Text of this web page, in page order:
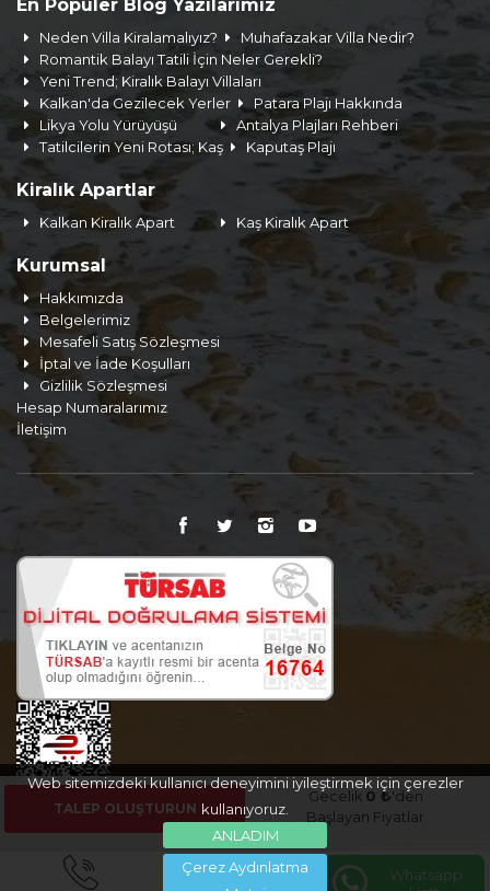
En Popüler Blog Yazılarımız
Neden Villa Kiralamalıyız?
Muhafazakar Villa Nedir?
Romantik Balayı Tatili İçin Neler Gerekli?
Yeni Trend; Kiralık Balayı Villaları
Kalkan'da Gezilecek Yerler
Patara Plajı Hakkında
Likya Yolu Yürüyüşü
Antalya Plajları Rehberi
Tatilcilerin Yeni Rotası; Kaş
Kaputaş Plajı
Kiralık Apartlar
Kalkan Kiralık Apart Kaş Kiralık Apart
Kurumsal
Hakkımızda
Belgelerimiz
Mesafeli Satış Sözleşmesi
İptal ve İade Koşulları
Gizlilik Sözleşmesi
Hesap Numaralarımız
İletişim
Web sitemizdeki kullanıcı deneyimini iyileştirmek için çerezler
kullanıyoruz.
ANLADIM
Çerez Aydınlatma
TALEP OLUŞTURUN
Gecelik 0 ₺'den
Başlayan Fiyatlar
Whatsapp